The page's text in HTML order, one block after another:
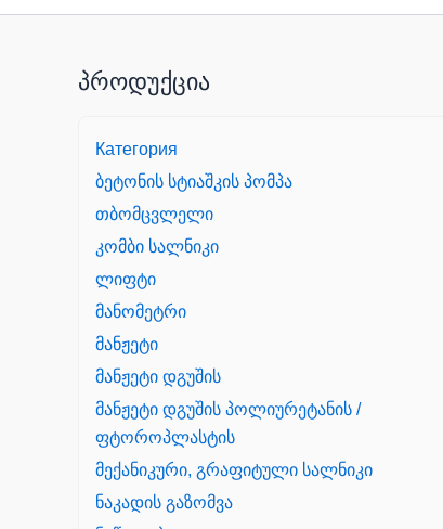
პროდუქცია
Категория
ბეტონის სტიაშკის პომპა
თბომცვლელი
კომბი სალნიკი
ლიფტი
მანომეტრი
მანჟეტი
მანჟეტი დგუშის
მანჟეტი დგუშის პოლიურეტანის /
ფტოროპლასტის
მექანიკური, გრაფიტული სალნიკი
ნაკადის გაზომვა